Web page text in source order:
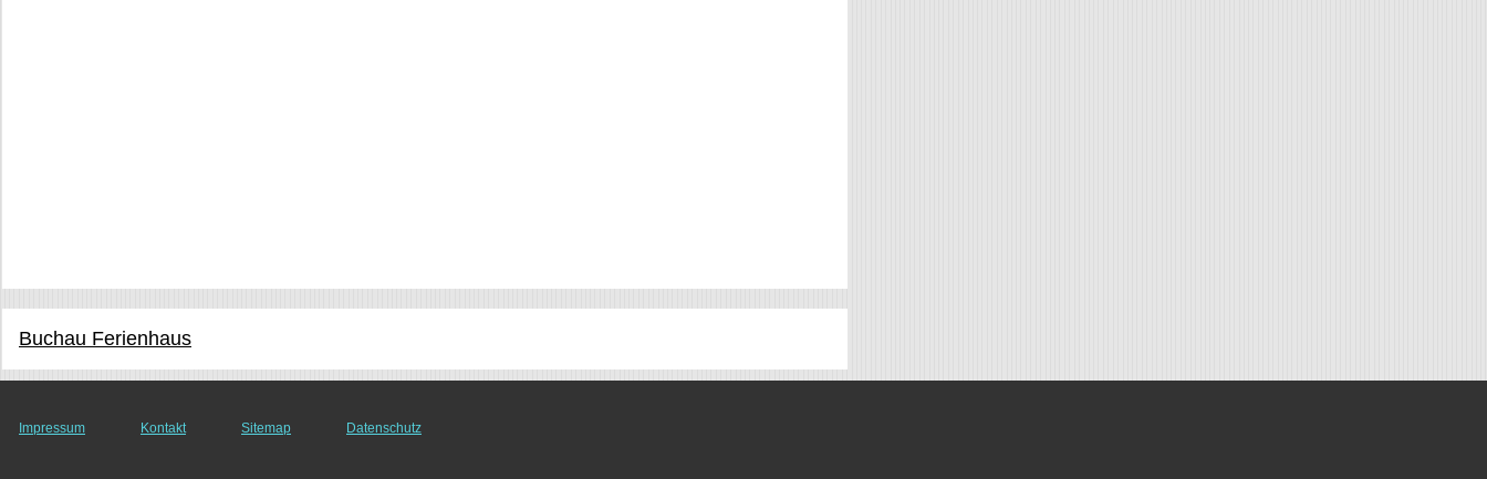
Buchau Ferienhaus
Impressum Kontakt Sitemap Datenschutz